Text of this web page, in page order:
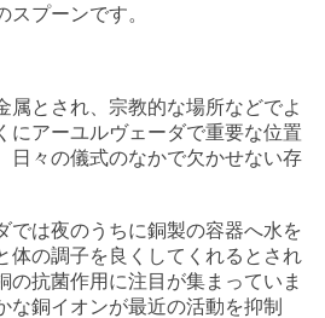
スプーンです。
属とされ、宗教的な場所などでよ
にアーユルヴェーダで重要な位置
日々の儀式のなかで欠かせない存
では夜のうちに銅製の容器へ水を
体の調子を良くしてくれるとされ
の抗菌作用に注目が集まっていま
な銅イオンが最近の活動を抑制